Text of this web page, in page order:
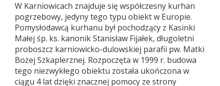
W Karniowicach znajduje się współczesny kurhan
pogrzebowy, jedyny tego typu obiekt w Europie.
Pomysłodawcą kurhanu był pochodzący z Kasinki
Małej śp. ks. kanonik Stanisław Fijałek, długoletni
proboszcz karniowicko-dulowskiej parafii pw. Matki
Bożej Szkaplerznej. Rozpoczęta w 1999 r. budowa
tego niezwykłego obiektu została ukończona w
ciągu 4 lat dzięki znacznej pomocy ze strony